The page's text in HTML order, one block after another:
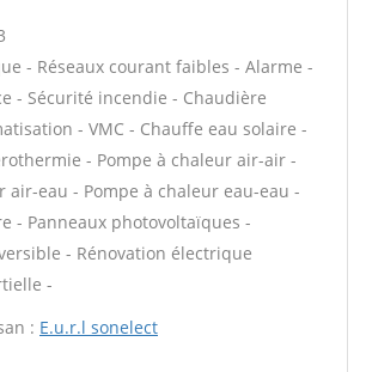
- Réseaux courant faibles - Alarme -
- Sécurité incendie - Chaudière
- VMC - Chauffe eau solaire -
- Pompe à chaleur air-air -
air-eau - Pompe à chaleur eau-eau -
- Panneaux photovoltaïques -
- Rénovation électrique
-
: E.u.r.l sonelect